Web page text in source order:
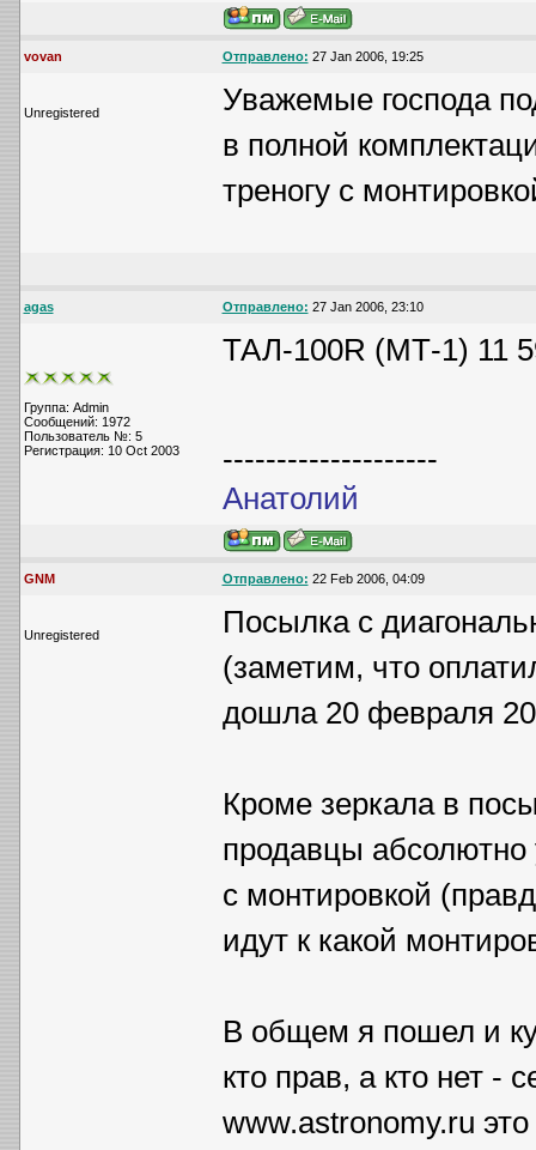
vovan Отправлено: 27 Jan 2006, 19:25
Unregistered
Уважемые господа
в полной
треногу с
agas Отправлено: 27 Jan 2006, 23:10
Группа: Admin
Сообщений: 1972
Пользователь №: 5
Регистрация: 10 Oct 2003
ТАЛ-100R (МТ-1) 11
--------------------
Анатолий
GNM Отправлено: 22 Feb 2006, 04:09
Unregistered
Посылка с
(заметим, что
дошла 20 февраля
Кроме зеркала в
продавцы абсолютно
с монтировкой
идут к какой
В общем я пошел и
кто прав, а кто нет -
www.astronomy.ru